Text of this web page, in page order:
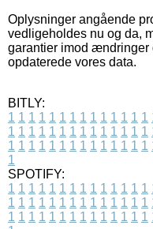
Oplysninger angående
vedligeholdes nu og da,
garantier imod ændringer
opdaterede vores data.
BITLY:
1 1 1 1 1 1 1 1 1 1 1 1 1 1
1 1 1 1 1 1 1 1 1 1 1 1 1 1
1 1 1 1 1 1 1 1 1 1 1 1 1 1
1
SPOTIFY:
1 1 1 1 1 1 1 1 1 1 1 1 1 1
1 1 1 1 1 1 1 1 1 1 1 1 1 1
1 1 1 1 1 1 1 1 1 1 1 1 1 1